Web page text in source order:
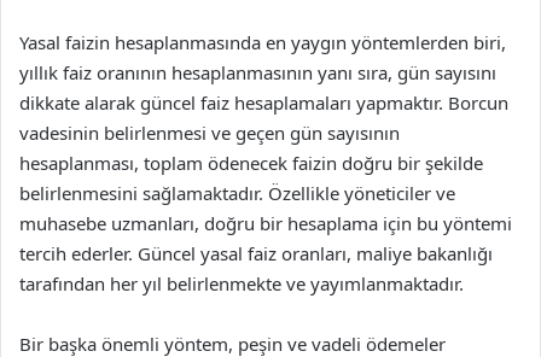
Yasal faizin hesaplanmasında en yaygın yöntemlerden biri,
yıllık faiz oranının hesaplanmasının yanı sıra, gün sayısını
dikkate alarak güncel faiz hesaplamaları yapmaktır. Borcun
vadesinin belirlenmesi ve geçen gün sayısının
hesaplanması, toplam ödenecek faizin doğru bir şekilde
belirlenmesini sağlamaktadır. Özellikle yöneticiler ve
muhasebe uzmanları, doğru bir hesaplama için bu yöntemi
tercih ederler. Güncel yasal faiz oranları, maliye bakanlığı
tarafından her yıl belirlenmekte ve yayımlanmaktadır.
Bir başka önemli yöntem, peşin ve vadeli ödemeler